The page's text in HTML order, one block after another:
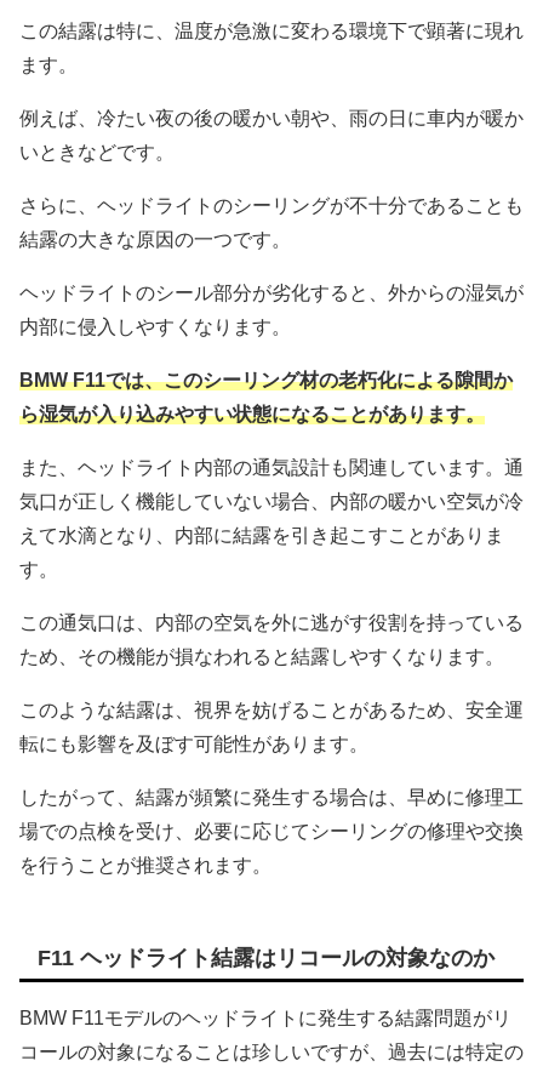
この結露は特に、温度が急激に変わる環境下で顕著に現れ
ます。
例えば、冷たい夜の後の暖かい朝や、雨の日に車内が暖か
いときなどです。
さらに、ヘッドライトのシーリングが不十分であることも
結露の大きな原因の一つです。
ヘッドライトのシール部分が劣化すると、外からの湿気が
内部に侵入しやすくなります。
BMW F11では、このシーリング材の老朽化による隙間か
ら湿気が入り込みやすい状態になることがあります。
また、ヘッドライト内部の通気設計も関連しています。通
気口が正しく機能していない場合、内部の暖かい空気が冷
えて水滴となり、内部に結露を引き起こすことがありま
す。
この通気口は、内部の空気を外に逃がす役割を持っている
ため、その機能が損なわれると結露しやすくなります。
このような結露は、視界を妨げることがあるため、安全運
転にも影響を及ぼす可能性があります。
したがって、結露が頻繁に発生する場合は、早めに修理工
場での点検を受け、必要に応じてシーリングの修理や交換
を行うことが推奨されます。
F11 ヘッドライト結露はリコールの対象なのか
BMW F11モデルのヘッドライトに発生する結露問題がリ
コールの対象になることは珍しいですが、過去には特定の